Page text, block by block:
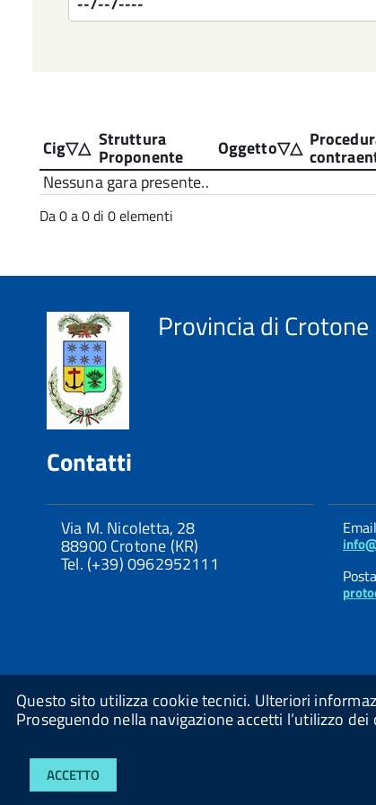
Questo sito utilizza cookie tecnici. Ulteriori
Proseguendo nella navigazione accetti l’utilizzo dei
ACCETTO
Cig Struttura
Proponente Oggetto
Nessuna gara presente..
Da 0 a 0 di 0 elementi
Provincia di Crotone
Contatti
Via M. Nicoletta, 28
88900 Crotone (KR)
Tel. (+39) 0962952111